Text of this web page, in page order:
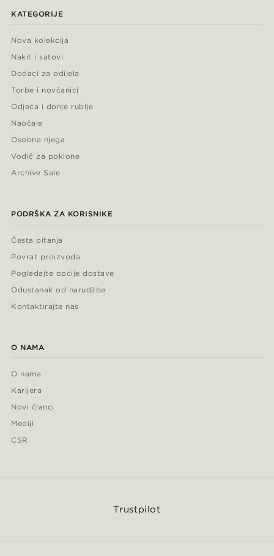
KATEGORIJE
Nova kolekcija
Nakit i satovi
Dodaci za odijela
Torbe i novčanici
Odjeća i donje rublje
Naočale
Osobna njega
Vodič za poklone
Archive Sale
PODRŠKA ZA KORISNIKE
Česta pitanja
Povrat proizvoda
Pogledajte opcije dostave
Odustanak od narudžbe
Kontaktirajte nas
O NAMA
O nama
Karijera
Novi članci
Mediji
CSR
Trustpilot